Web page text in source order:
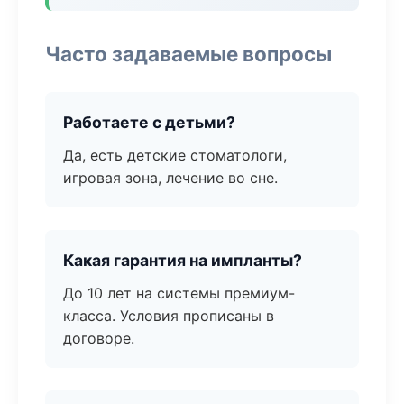
Часто задаваемые вопросы
Работаете с детьми?
Да, есть детские стоматологи,
игровая зона, лечение во сне.
Какая гарантия на импланты?
До 10 лет на системы премиум-
класса. Условия прописаны в
договоре.